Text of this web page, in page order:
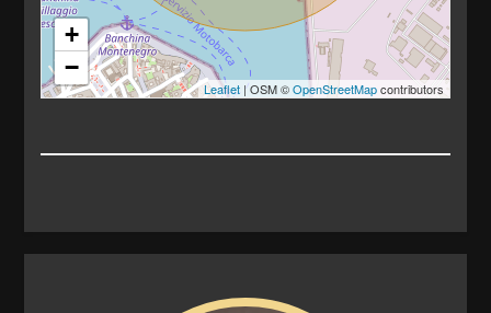
Box: Doppio
Posizione: Centrale
Animali ammessi: Si
Aria Condizionata
+
−
Leaflet| OSM ©OpenStreetMapcontributors